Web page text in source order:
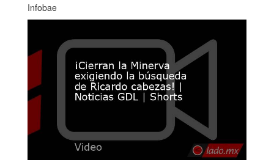
Infobae